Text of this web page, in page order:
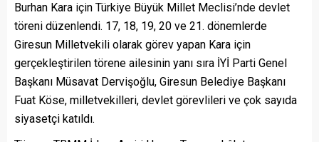
Burhan Kara için Türkiye Büyük Millet Meclisi’nde devlet
töreni düzenlendi. 17, 18, 19, 20 ve 21. dönemlerde
Giresun Milletvekili olarak görev yapan Kara için
gerçekleştirilen törene ailesinin yanı sıra İYİ Parti Genel
Başkanı Müsavat Dervişoğlu, Giresun Belediye Başkanı
Fuat Köse, milletvekilleri, devlet görevlileri ve çok sayıda
siyasetçi katıldı.